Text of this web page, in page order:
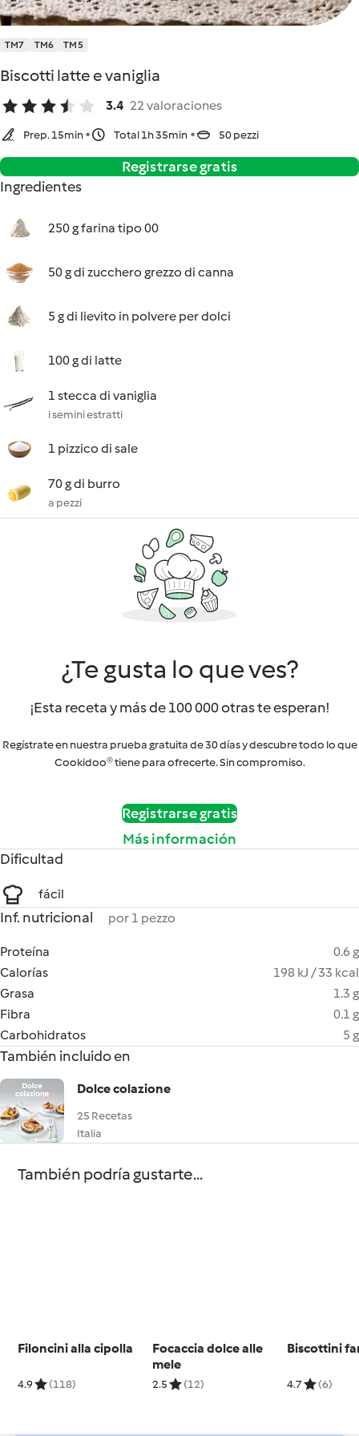
TM7 TM6 TM5
Biscotti latte e vaniglia
3.4 22 valoraciones
Prep. 15min Total 1h 35min 50 pezzi
Registrarse gratis
Ingredientes
250 g farina tipo 00
50 g di zucchero grezzo di canna
5 g di lievito in polvere per dolci
100 g di latte
1 stecca di vaniglia
i semini estratti
1 pizzico di sale
70 g di burro
a pezzi
¿Te gusta lo que ves?
¡Esta receta y más de 100 000 otras te esperan!
Regístrate en nuestra prueba gratuita de 30 días y descubre todo lo que
Cookidoo® tiene para ofrecerte. Sin compromiso.
Registrarse gratis
Más información
Dificultad
fácil
Inf. nutricional por 1 pezzo
Proteína
0.6 g
Calorías
198 kJ / 33 kcal
Grasa
1.3 g
Fibra
0.1 g
Carbohidratos
5 g
También incluido en
Dolce colazione
25 Recetas
Italia
También podría gustarte...
Filoncini alla cipolla
4.9 (118)
Focaccia dolce alle
mele
2.5 (12)
Biscottini
4.7 (6)